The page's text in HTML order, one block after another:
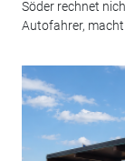
Söder rechnet
Autofahrer,